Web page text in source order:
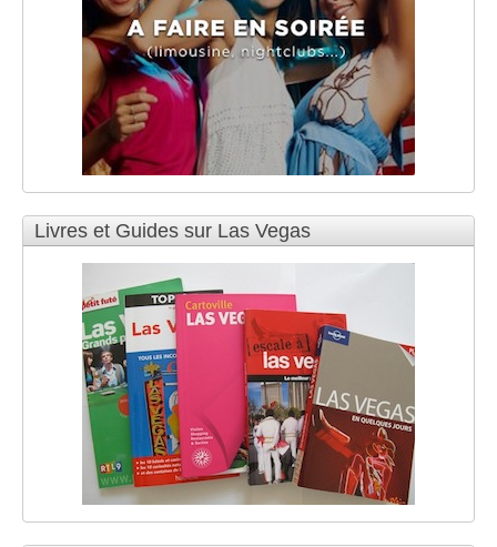
Livres et Guides sur Las Vegas